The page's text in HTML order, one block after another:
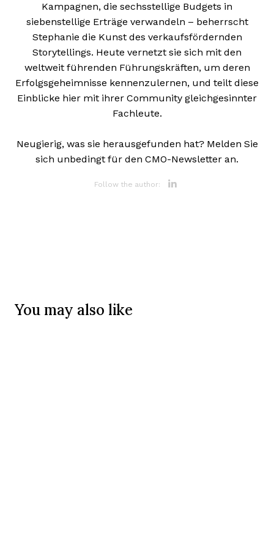
Kampagnen, die sechsstellige Budgets in
siebenstellige Erträge verwandeln – beherrscht
Stephanie die Kunst des verkaufsfördernden
Storytellings. Heute vernetzt sie sich mit den
weltweit führenden Führungskräften, um deren
Erfolgsgeheimnisse kennenzulernen, und teilt diese
Einblicke hier mit ihrer Community gleichgesinnter
Fachleute.
Neugierig, was sie herausgefunden hat? Melden Sie
sich unbedingt für den CMO-Newsletter an.
Follow the author:
You may also like